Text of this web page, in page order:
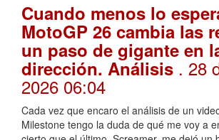
Cuando menos lo
MotoGP 26 cambia las
un paso de gigante en
dirección. Análisis . 28
2026 06:04
Cada vez que encaro el análisis de un
Milestone tengo la duda de qué me voy a